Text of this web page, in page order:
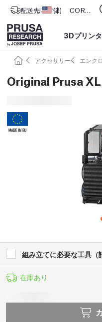
配送先 アメリカ合衆国
USD ($) CORE One L: Now In Stock!
3Dプリン
アクセサリー エンク
Original Prusa
組み立てに必要な工具（
在庫あり